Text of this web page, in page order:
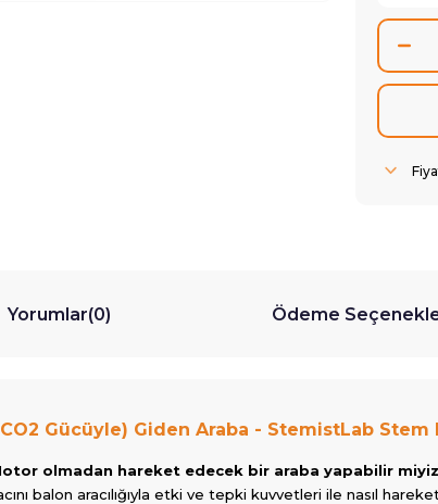
Yorumlar(0) Ödeme
Gücüyle) Giden Araba - StemistLab
olmadan hareket edecek bir araba yapabilir
balon aracılığıyla etki ve tepki kuvvetleri ile nasıl